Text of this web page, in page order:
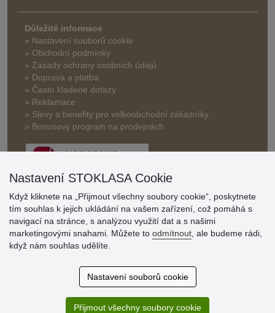
Důležité informace
» Nastavení souborů cookie
» Obchodní podmínky
» Zásady ochrany osobních údajů
» Doprava a platba
» Často kladené dotazy
» Reklamace
» Slevy a benefity pro velkoobchodní zákazníky
» Bonusový program na prodejnách
Hodnocení
zákazníků
Super obchod, kvalitní zboží za slušné ceny. Vřele
Sortiment za fajn ceny a hlavně super rychlé dodání. Moc
Nastavení STOKLASA Cookie
Když kliknete na „Přijmout všechny soubory cookie“, poskytnete
tím souhlas k jejich ukládání na vašem zařízení, což pomáhá s
navigací na stránce, s analýzou využití dat a s našimi
marketingovými snahami. Můžete to odmítnout , ale budeme rádi,
když nám souhlas udělíte.
Nastavení souborů cookie
Přijmout všechny soubory cookie